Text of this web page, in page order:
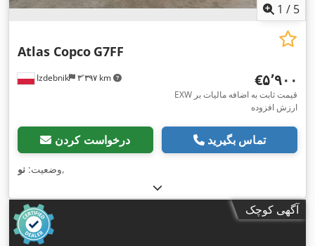
1 / 5
Izdebnik ۳٬۳۹۷ km
Atlas Copco G7FF
‎€۵٬۹۰۰
EXW قیمت ثابت به اضافه مالیات بر
ارزش افزوده
درخواست کردن تماس بگیرید
وضعیت: نو ,
آگهی کوچک